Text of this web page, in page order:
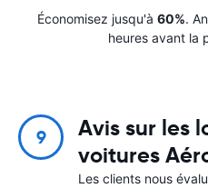
Économisez jusqu'à 60%.
heures avant la
9
Avis sur les
voitures
Les clients nous